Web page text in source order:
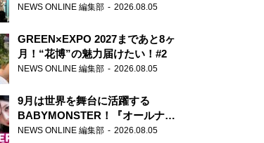
ー『アナスタシア』を紹介
NEWS ONLINE 編集部 2026.08.05
GREEN×EXPO 2027まであと8ヶ
月！“花博”の魅力届けたい！#2
NEWS ONLINE 編集部 2026.08.05
9月は世界を舞台に活躍する
BABYMONSTER！『オールナイ
トニッポンPODCAST』月替わり
NEWS ONLINE 編集部 2026.08.05